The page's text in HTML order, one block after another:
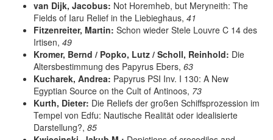
van Dijk, Jacobus: Not Horemheb, but Meryneith: The
Fields of Iaru Relief in the Liebieghaus, 41
Fitzenreiter, Martin: Schon wieder Stele Louvre C 14 des
Irtisen, 49
Kromer, Bernd / Popko, Lutz / Scholl, Reinhold: Die
Altersbestimmung des Papyrus Ebers, 63
Kucharek, Andrea: Papyrus PSI Inv. I 130: A New
Egyptian Source on the Cult of Antinoos, 73
Kurth, Dieter: Die Reliefs der großen Schiffsprozession im
Tempel von Edfu: Nautische Realität oder idealisierte
Darstellung?, 85